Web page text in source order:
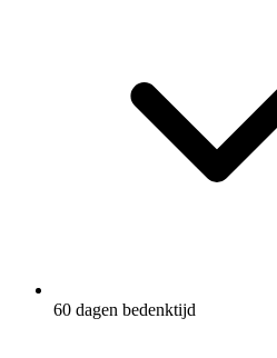
60 dagen bedenktijd